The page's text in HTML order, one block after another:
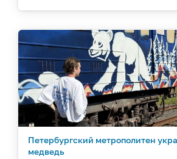
Петербургский метрополитен
медведь